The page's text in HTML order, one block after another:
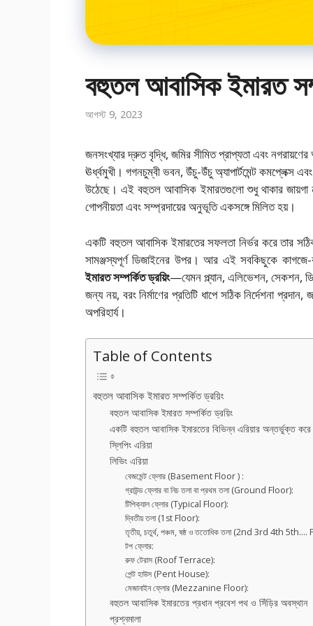
বহুতল আবাসিক ইমারত
আগস্ট 9, 2023
জনসংখ্যার দ্রুত বৃদ্ধি, জমির সীমিত প্রাপ্যতা এবং
ঊর্ধ্বমুখী। গগনচুম্বী ভবন, উঁচু-উঁচু অ্যাপার্টমেন্ট কমপ্লেক্স
উঠেছে। এই বহুতল আবাসিক ইমারতগুলো শুধু থাকার জায়গা
গোপনীয়তা এবং সম্প্রদায়ের অনুভূতি একসঙ্গে মিলিত হয়।
একটি বহুতল আবাসিক ইমারতের সফলতা নির্ভর করে তার সঠিক
সামঞ্জস্যপূর্ণ ডিজাইনের উপর। আর এই সবকিছুকে
ইমারত সম্পর্কিত ড্রয়িং—যেমন প্ল্যান, এলিভেশন, সেকশন,
জন্য নয়, বরং নির্মাণের প্রতিটি ধাপে সঠিক নির্দেশনা
অপরিহার্য।
Table of Contents
বহুতল আবাসিক ইমারত সম্পর্কিত ড্রয়িং
বহুতল আবাসিক ইমারত সম্পর্কিত ড্রয়িং
একটি বহুতল আবাসিক ইমারতের বিভিন্ন এরিয়ার অন্তর্ভুক্ত করে
স্লিপিং এরিয়া
লিভিং এরিয়া
বেজমেন্ট ফ্লোর (Basement Floor ) :
গ্রাউন্ড ফ্লোর বা নিচ তলা বা প্রথম তলা (Ground Floor):
টিপিক্যাল ফ্লোর (Typical Floor):
দ্বিতীয় তলা (1st Floor):
তৃতীয়, চতুর্থ, পঞ্চম, ষষ্ঠ ও ততোধিক তলা (2nd 3rd 4th 5th….
টপ ফ্লোর:
রুফ টেরাস (Roof Terrace):
পেন্ট হাউস (Pent House):
মেজানাইন ফ্লোর (Mezzanine Floor):
বহুতল আবাসিক ইমারতের প্রধান প্রবেশ পথ ও সিঁড়ির অবস্থান
প্রশ্নমালা